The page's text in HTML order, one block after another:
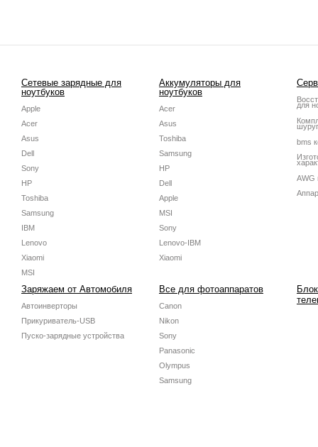
Сетевые зарядные для
ноутбуков
Apple
Acer
Asus
Dell
Sony
HP
Toshiba
Samsung
IBM
Lenovo
Xiaomi
MSI
Аккумуляторы для
ноутбуков
Acer
Asus
Toshiba
Samsung
HP
Dell
Apple
MSI
Sony
Lenovo-IBM
Xiaomi
для
bms
AWG
Заряжаем от Автомобиля
Автоинверторы
Прикуриватель-USB
Пуско-зарядные устройства
Все для фотоаппаратов
Canon
Nikon
Sony
Panasonic
Olympus
Samsung